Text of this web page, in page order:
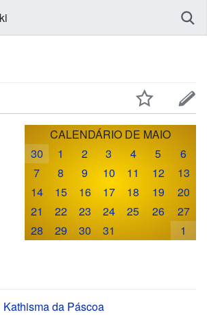
CALENDÁRIO DE MAIO
30
1 2 3 4 5
6
7
8 9 10 11 12
13
14
15 16 17 18 19
20
21
22 23 24 25 26
27
28
29 30 31 1
Kathisma da Páscoa